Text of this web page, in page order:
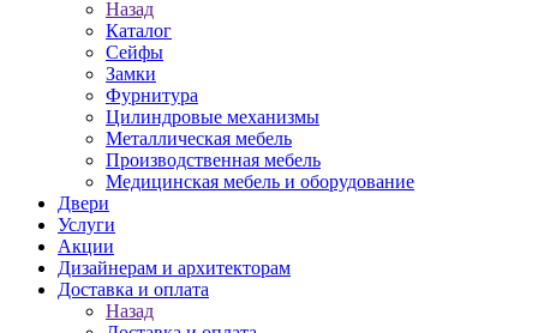
Назад
Каталог
Сейфы
Замки
Фурнитура
Цилиндровые механизмы
Металлическая мебель
Производственная мебель
Медицинская мебель и оборудование
Двери
Услуги
Акции
Дизайнерам и архитекторам
Доставка и оплата
Назад